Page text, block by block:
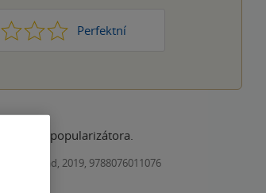
Perfektní
5
a popularizátora.
Vyšehrad, 2019, 9788076011076